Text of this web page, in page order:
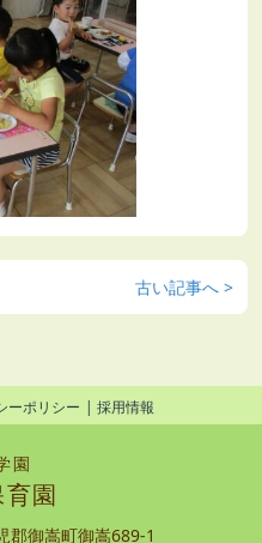
古い記事へ >
ーポリシー 採用情報
園
園
郡御嵩町御嵩689-1